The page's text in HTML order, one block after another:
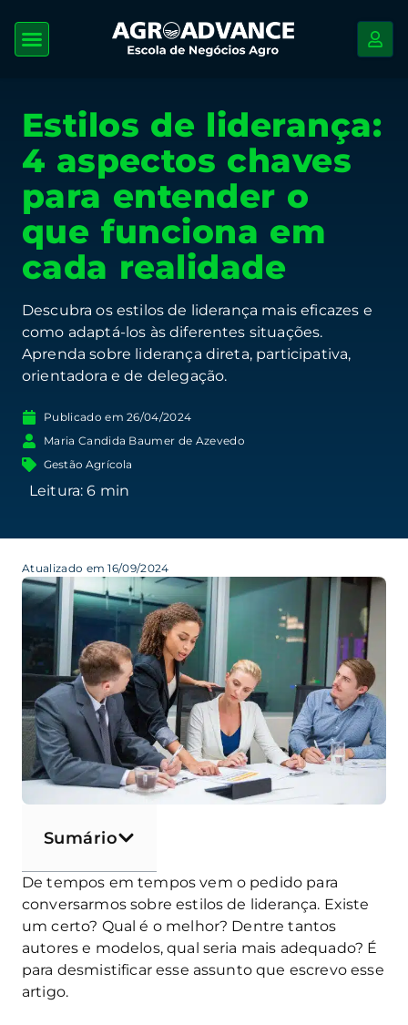
Estilos de liderança:
4 aspectos chaves
para entender o
que funciona em
cada realidade
Descubra os estilos de liderança mais eficazes e
como adaptá-los às diferentes situações.
Aprenda sobre liderança direta, participativa,
orientadora e de delegação.
Publicado em 26/04/2024
Maria Candida Baumer de Azevedo
Gestão Agrícola
Atualizado em 16/09/2024
Sumário
De tempos em tempos vem o pedido para
conversarmos sobre estilos de liderança. Existe
um certo? Qual é o melhor? Dentre tantos
autores e modelos, qual seria mais adequado? É
para desmistificar esse assunto que escrevo esse
artigo.